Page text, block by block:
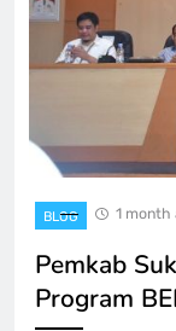
BLOG 1 month
Pemkab
Program